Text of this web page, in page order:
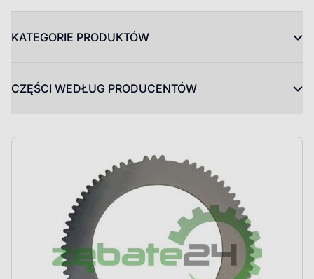
KATEGORIE PRODUKTÓW
CZĘŚCI WEDŁUG PRODUCENTÓW